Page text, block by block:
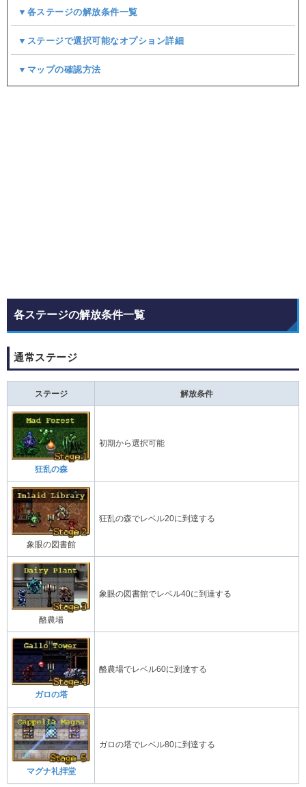
▼各ステージの解放条件一覧
▼ステージで選択可能なオプション詳細
▼マップの確認方法
各ステージの解放条件一覧
通常ステージ
ステージ 解放条件
狂乱の森
初期から選択可能
象眼の図書館
狂乱の森でレベル20に到達する
酪農場
象眼の図書館でレベル40に到達する
ガロの塔
酪農場でレベル60に到達する
マグナ礼拝堂
ガロの塔でレベル80に到達する